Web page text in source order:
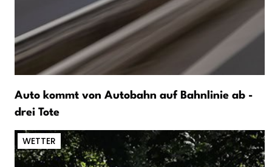
Auto kommt von Autobahn auf Bahnlinie ab -
drei Tote
WETTER